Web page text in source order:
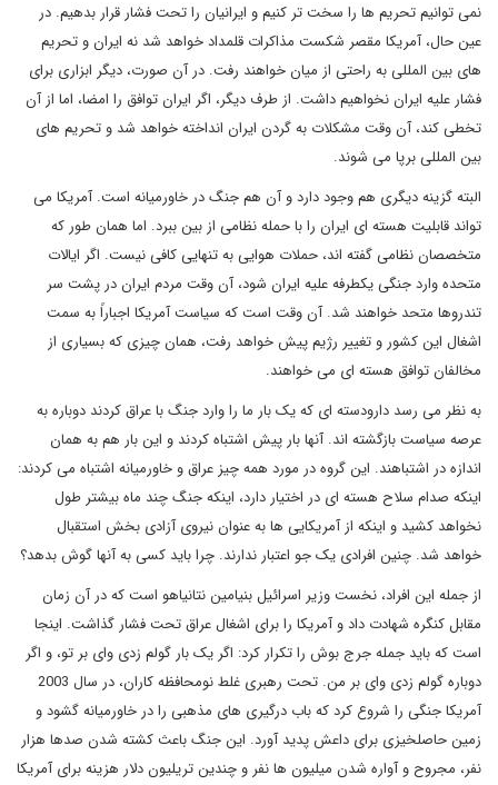
نمی توانیم تحریم ها را سخت تر کنیم و ایرانیان را تحت فشار قرار بدهیم. در
عین حال، آمریکا مقصر شکست مذاکرات قلمداد خواهد شد نه ایران و تحریم
های بین المللی به راحتی از میان خواهند رفت. در آن صورت، دیگر ابزاری برای
فشار علیه ایران نخواهیم داشت. از طرف دیگر، اگر ایران توافق را امضا، اما از آن
تخطی کند، آن وقت مشکلات به گردن ایران انداخته خواهد شد و تحریم های
بین المللی برپا می شوند.
البته گزینه دیگری هم وجود دارد و آن هم جنگ در خاورمیانه است. آمریکا می
تواند قابلیت هسته ای ایران را با حمله نظامی از بین ببرد. اما همان طور که
متخصصان نظامی گفته اند، حملات هوایی به تنهایی کافی نیست. اگر ایالات
متحده وارد جنگی یکطرفه علیه ایران شود، آن وقت مردم ایران در پشت سر
تندروها متحد خواهند شد. آن وقت است که سیاست آمریکا اجباراً به سمت
اشغال این کشور و تغییر رژیم پیش خواهد رفت، همان چیزی که بسیاری از
مخالفان توافق هسته ای می خواهند.
به نظر می رسد دارودسته ای که یک بار ما را وارد جنگ با عراق کردند دوباره به
عرصه سیاست بازگشته اند. آنها بار پیش اشتباه کردند و این بار هم به همان
اندازه در اشتباهند. این گروه در مورد همه چیز عراق و خاورمیانه اشتباه می کردند:
اینکه صدام سلاح هسته ای در اختیار دارد، اینکه جنگ چند ماه بیشتر طول
نخواهد کشید و اینکه از آمریکایی ها به عنوان نیروی آزادی بخش استقبال
خواهد شد. چنین افرادی یک جو اعتبار ندارند. چرا باید کسی به آنها گوش بدهد؟
از جمله این افراد، نخست وزیر اسرائیل بنیامین نتانیاهو است که در آن زمان
مقابل کنگره شهادت داد و آمریکا را برای اشغال عراق تحت فشار گذاشت. اینجا
است که باید جمله جرج بوش را تکرار کرد: اگر یک بار گولم زدی وای بر تو، و اگر
دوباره گولم زدی وای بر من. تحت رهبری غلط نومحافظه کاران، در سال 2003
آمریکا جنگی را شروع کرد که باب درگیری های مذهبی را در خاورمیانه گشود و
زمین حاصلخیزی برای داعش پدید آورد. این جنگ باعث کشته شدن صدها هزار
نفر، مجروح و آواره شدن میلیون ها نفر و چندین تریلیون دلار هزینه برای آمریکا